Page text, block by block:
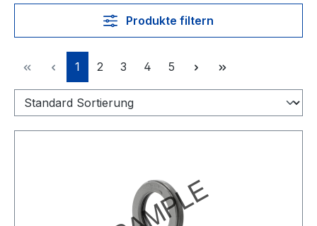
Produkte filtern
Seite
1 Seite
2 Seite
3 Seite
4 Seite
5